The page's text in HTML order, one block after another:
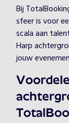
Bij
sfeer is voor
scala aan
Harp
jouw